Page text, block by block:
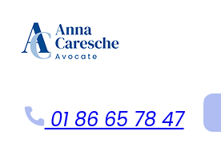
01 86 65 78 47